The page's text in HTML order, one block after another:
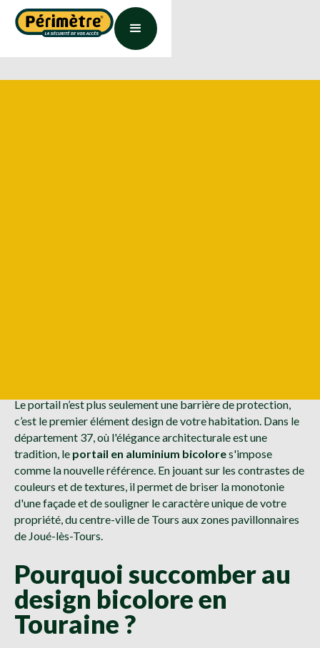
Le portail n’est plus seulement une barrière de protection,
c’est le premier élément design de votre habitation. Dans le
département 37, où l'élégance architecturale est une
tradition, le portail en aluminium bicolores'impose
comme la nouvelle référence. En jouant sur les contrastes de
couleurs et de textures, il permet de briser la monotonie
d'une façade et de souligner le caractère unique de votre
propriété, du centre-ville de Tours aux zones pavillonnaires
de Joué-lès-Tours.
Pourquoi succomber au
design bicolore en
Touraine ?